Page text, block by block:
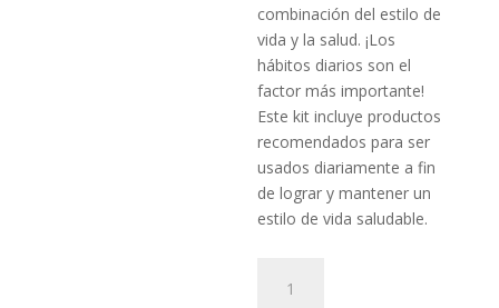
combinación del estilo de
vida y la salud. ¡Los
hábitos diarios son el
factor más importante!
Este kit incluye productos
recomendados para ser
usados diariamente a fin
de lograr y mantener un
estilo de vida saludable.
diarios